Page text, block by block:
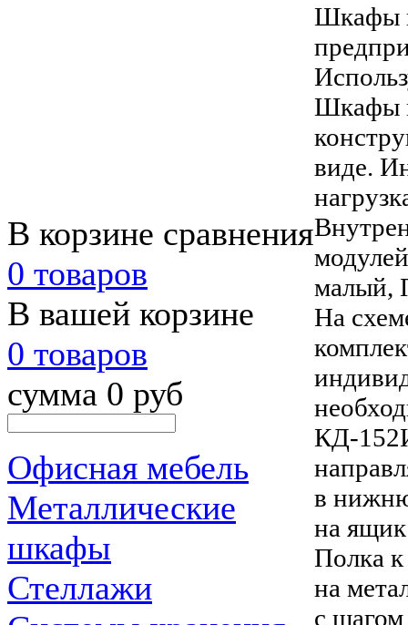
В корзине сравнения
0 товаров
В вашей корзине
0 товаров
сумма 0 руб
Офисная мебель
Металлические
шкафы
Стеллажи
Шкафы
Шкафы
виде.
малый,
На
КД-
в
на
Полка
на
с